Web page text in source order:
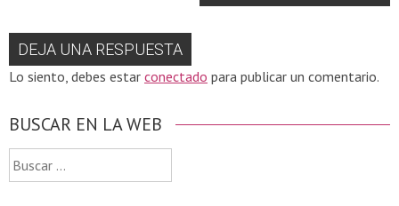
DEJA UNA RESPUESTA
Lo siento, debes estar conectado para publicar un comentario.
BUSCAR EN LA WEB
Buscar: